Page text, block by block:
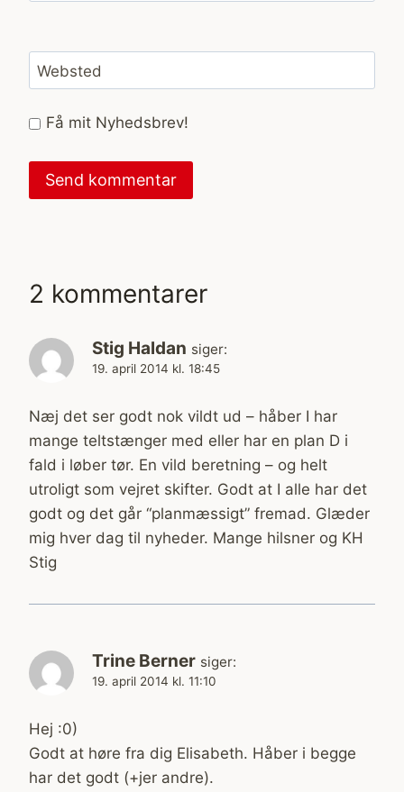
Websted
Få mit Nyhedsbrev!
2 kommentarer
Stig Haldan siger:
19. april 2014 kl. 18:45
Næj det ser godt nok vildt ud – håber I har
mange teltstænger med eller har en plan D i
fald i løber tør. En vild beretning – og helt
utroligt som vejret skifter. Godt at I alle har det
godt og det går “planmæssigt” fremad. Glæder
mig hver dag til nyheder. Mange hilsner og KH
Stig
Trine Berner siger:
19. april 2014 kl. 11:10
Hej :0)
Godt at høre fra dig Elisabeth. Håber i begge
har det godt (+jer andre).